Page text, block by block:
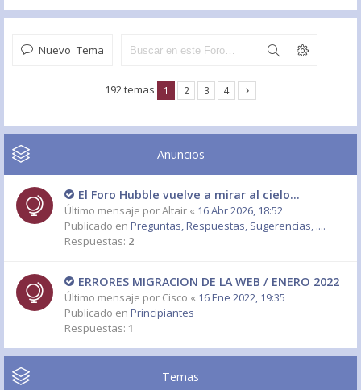
Nuevo Tema
192 temas 1 2 3 4
Anuncios
El Foro Hubble vuelve a mirar al cielo...
Último mensaje porAltair « 16 Abr 2026, 18:52
Publicado en Preguntas, Respuestas, Sugerencias, ....
Respuestas: 2
ERRORES MIGRACION DE LA WEB / ENERO 2022
Último mensaje por Cisco « 16 Ene 2022, 19:35
Publicado en Principiantes
Respuestas: 1
Temas